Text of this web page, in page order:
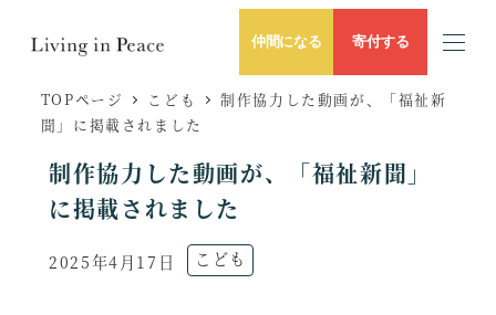
仲間になる 寄付する
TOPページ こども
制作協力した動画が、「福祉新
聞」に掲載されました
制作協力した動画が、「福祉新聞」
に掲載されました
投稿日
2025年4月17日 ニュースのカテゴリー
こども